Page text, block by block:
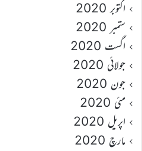
اکتوبر 2020
ستمبر 2020
اگست 2020
جولائی 2020
جون 2020
مئی 2020
اپریل 2020
مارچ 2020